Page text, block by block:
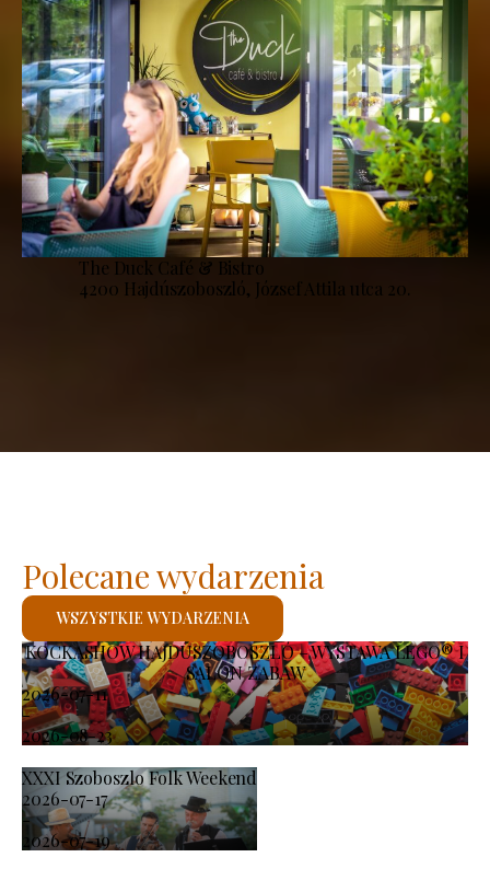
The Duck Café & Bistro
4200 Hajdúszoboszló, József Attila utca 20.
KOCKASHOW HAJDÚSZOBOSZLÓ – WYSTAWA LEGO® I
SALON ZABAW
2026-07-11
-
2026-08-23
XXXI Szoboszlo Folk Weekend
2026-07-17
-
2026-07-19
Polecane wydarzenia
WSZYSTKIE WYDARZENIA